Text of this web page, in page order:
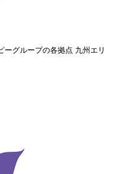
グループの各拠点 九州エリ